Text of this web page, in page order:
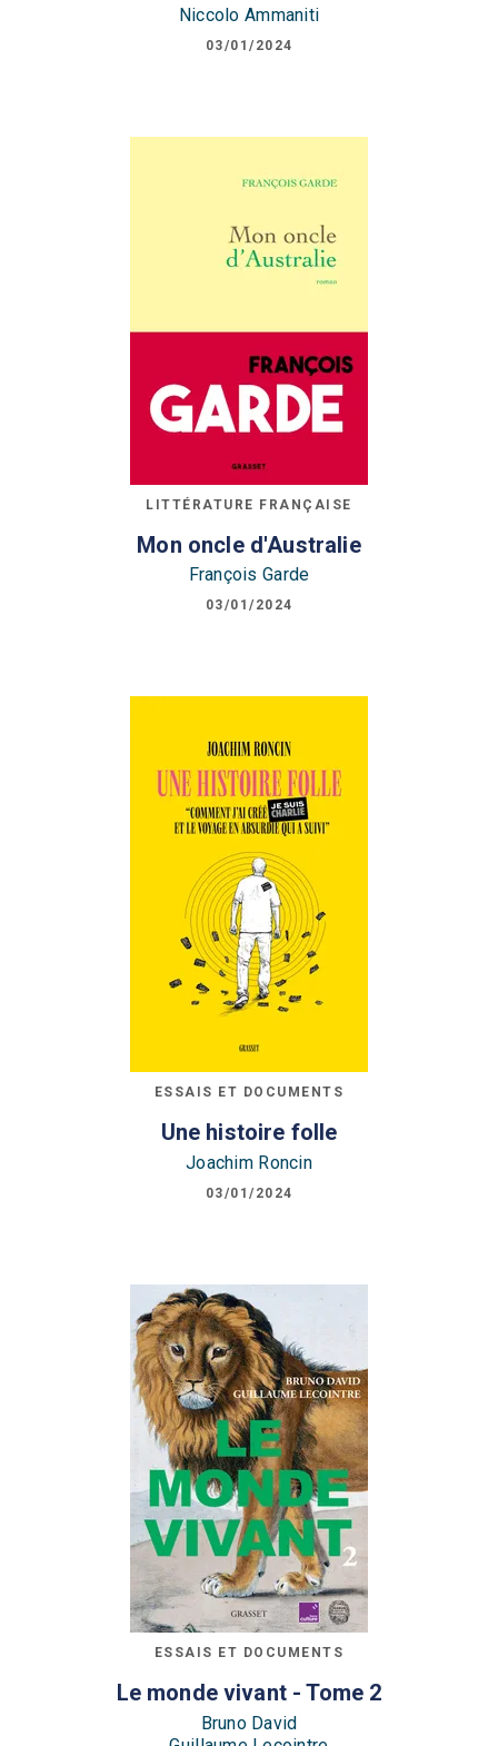
Niccolo Ammaniti
03/01/2024
LITTÉRATURE FRANÇAISE
Mon oncle d'Australie
François Garde
03/01/2024
ESSAIS ET DOCUMENTS
Une histoire folle
Joachim Roncin
03/01/2024
ESSAIS ET DOCUMENTS
Le monde vivant - Tome 2
Bruno David